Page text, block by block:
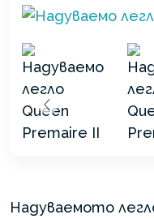
Надуваемото